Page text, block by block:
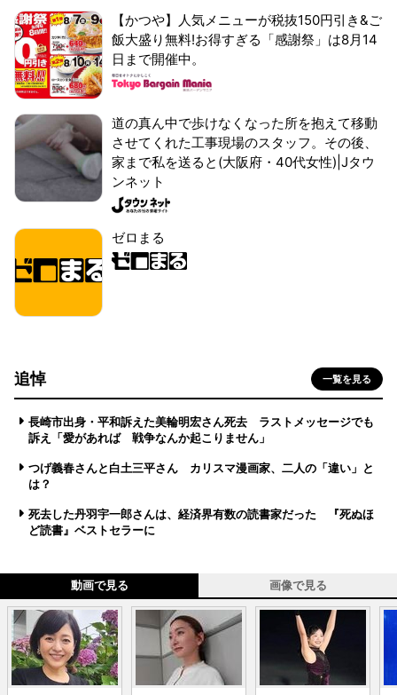
【かつや】人気メニューが税抜150円引き&ご
飯大盛り無料!お得すぎる「感謝祭」は8月14
日まで開催中。
道の真ん中で歩けなくなった所を抱えて移動
させてくれた工事現場のスタッフ。その後、
家まで私を送ると(大阪府・40代女性)|Jタウ
ンネット
ゼロまる
追悼 一覧を見る
長崎市出身・平和訴えた美輪明宏さん死去 ラストメッセージでも
訴え「愛があれば 戦争なんか起こりません」
つげ義春さんと白土三平さん カリスマ漫画家、二人の「違い」と
は？
死去した丹羽宇一郎さんは、経済界有数の読書家だった 『死ぬほ
ど読書』ベストセラーに
動画で見る 画像で見る